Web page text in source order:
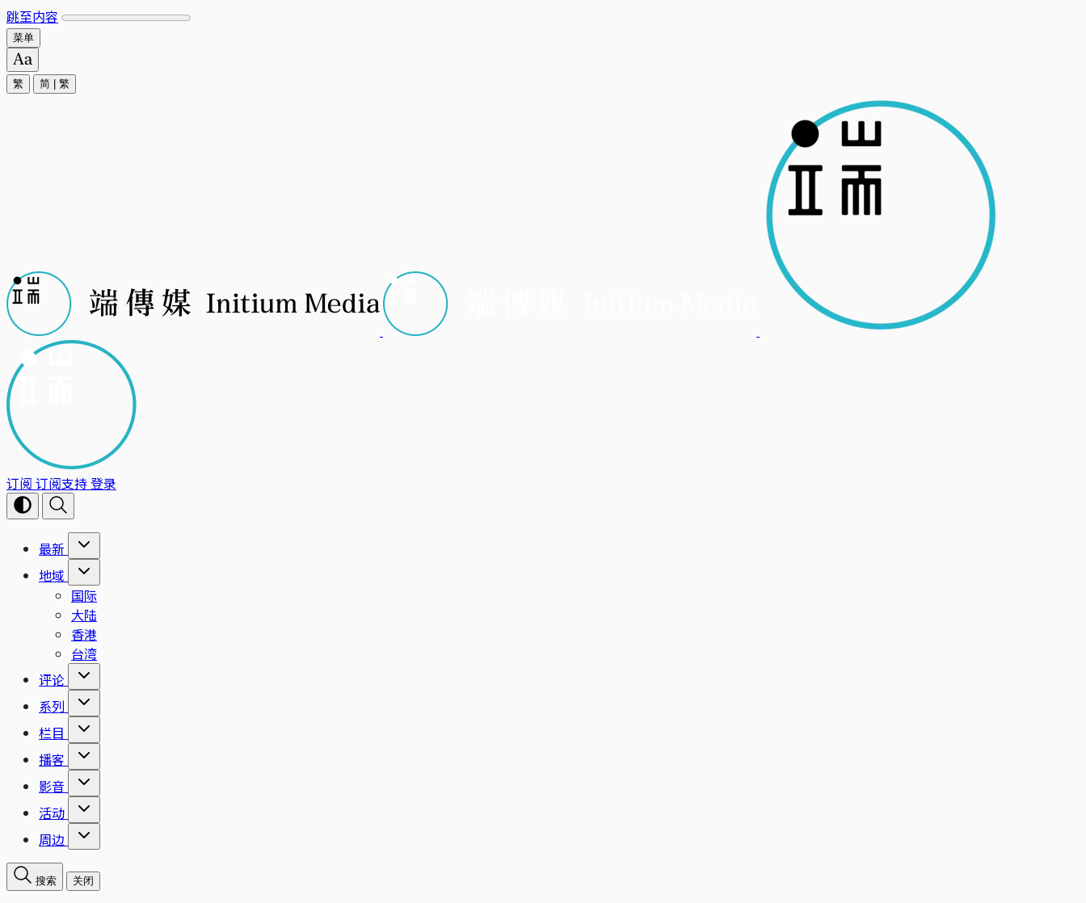
跳至内容
菜单
繁 简 繁
订阅 订阅支持登录
最新
地域
国际
大陆
香港
台湾
评论
系列
栏目
播客
影音
活动
周边
搜索 关闭